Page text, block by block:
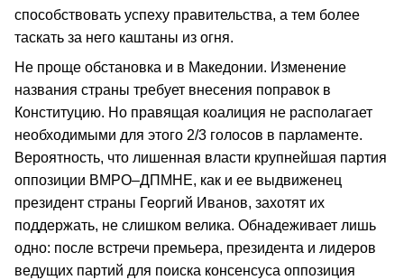
способствовать успеху правительства, а тем более
таскать за него каштаны из огня.
Не проще обстановка и в Македонии. Изменение
названия страны требует внесения поправок в
Конституцию. Но правящая коалиция не располагает
необходимыми для этого 2/3 голосов в парламенте.
Вероятность, что лишенная власти крупнейшая партия
оппозиции ВМРО–ДПМНЕ, как и ее выдвиженец
президент страны Георгий Иванов, захотят их
поддержать, не слишком велика. Обнадеживает лишь
одно: после встречи премьера, президента и лидеров
ведущих партий для поиска консенсуса оппозиция